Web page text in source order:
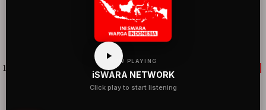
NOW PLAYING
iSWARA NETWORK
Click play to start listening
konten siaran yang
mengangkat semua hal
Indonesia.
101.4 FM iSWARA Jakarta 105.1 FM Bandung
98.3 FM iSWARA Medan
96.0 FM iSWARA Makassar
Banjarmasin